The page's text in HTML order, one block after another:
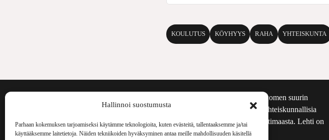
Hallinnoi suostumusta
Parhaan kokemuksen tarjoamiseksi käytämme teknologioita, kuten evästeitä, tallentaaksemme ja/tai
käyttääksemme laitetietoja. Näiden tekniikoiden hyväksyminen antaa meille mahdollisuuden käsitellä
KOULUTUS KÖYHYYS RAHA YHTEISKUNTA
Voima Kustannus
Voima on painosmäärältään Suomen suurin
kulttuurilehti. Se nostaa esiin yhteiskunnallisia
aiheita niin maailmalta kuin kotimaasta. Lehti on
ilmestynyt vuodesta 1999.